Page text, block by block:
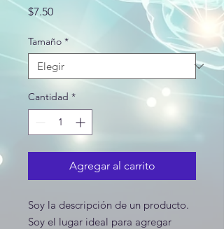
$7.50Precio
Tamaño *
Cantidad *
Agregar al carrito
Soy la descripción de un producto.
Soy el lugar ideal para agregar